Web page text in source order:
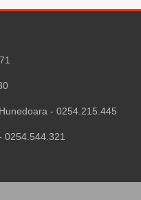
- 0254.215.445
0254.544.321